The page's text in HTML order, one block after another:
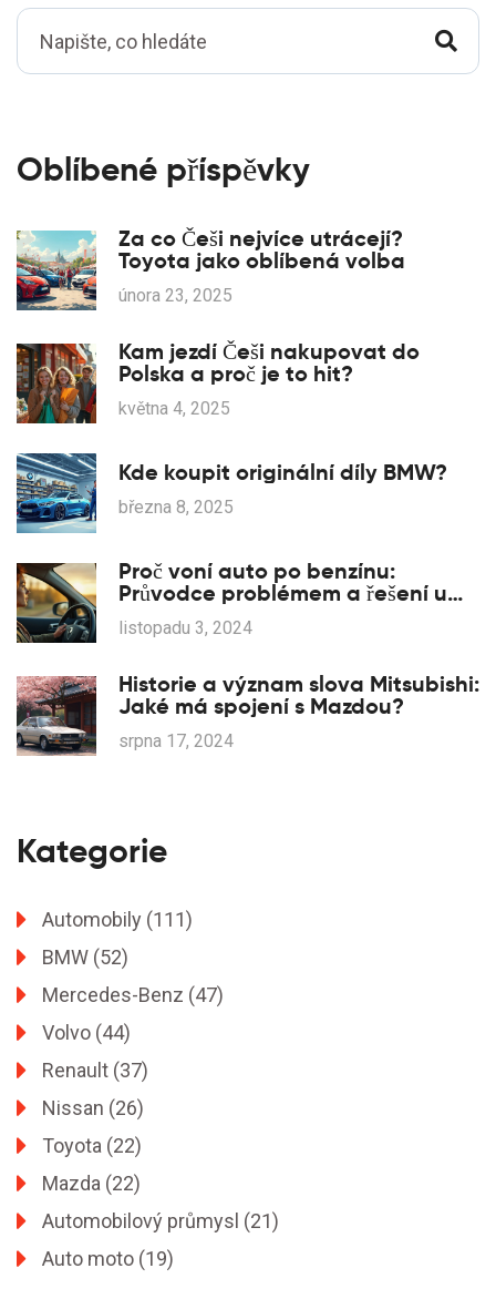
Oblíbené příspěvky
Za co Češi nejvíce utrácejí?
Toyota jako oblíbená volba
února 23, 2025
Kam jezdí Češi nakupovat do
Polska a proč je to hit?
května 4, 2025
Kde koupit originální díly BMW?
března 8, 2025
Proč voní auto po benzínu:
Průvodce problémem a řešení u
vozů Renault
listopadu 3, 2024
Historie a význam slova Mitsubishi:
Jaké má spojení s Mazdou?
srpna 17, 2024
Kategorie
Automobily (111)
BMW (52)
Mercedes-Benz (47)
Volvo (44)
Renault (37)
Nissan (26)
Toyota (22)
Mazda (22)
Automobilový průmysl (21)
Auto moto (19)